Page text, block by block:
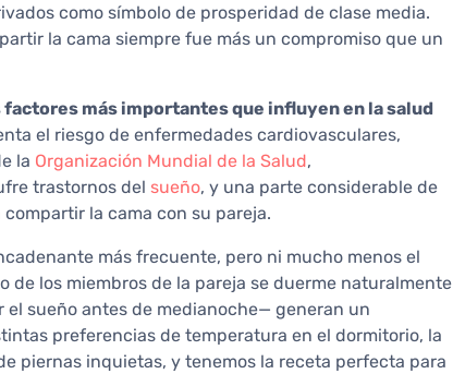
como símbolo de prosperidad de clase media.
la cama siempre fue más un compromiso que un
factores más importantes que influyen en la salud
el riesgo de enfermedades cardiovasculares,
la Organización Mundial de la Salud,
trastornos del sueño, y una parte considerable de
la cama con su pareja.
más frecuente, pero ni mucho menos el
de los miembros de la pareja se duerme naturalmente
sueño antes de medianoche— generan un
preferencias de temperatura en el dormitorio, la
piernas inquietas, y tenemos la receta perfecta para